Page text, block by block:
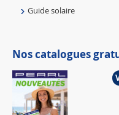
Guide solaire
Nos catalogues